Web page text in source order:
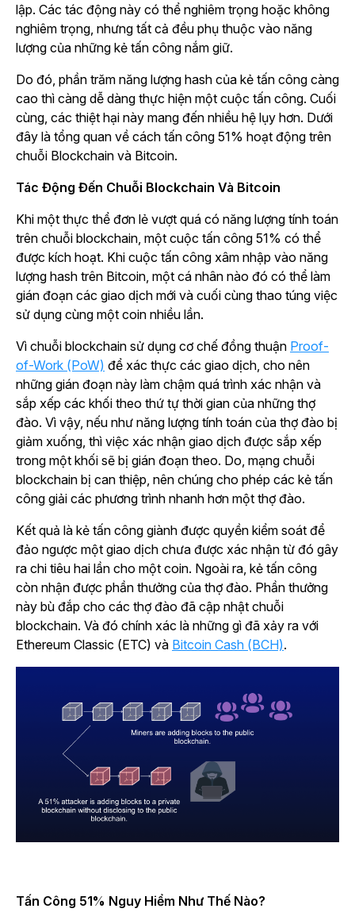
lập. Các tác động này có thể nghiêm trọng hoặc không
nghiêm trọng, nhưng tất cả đều phụ thuộc vào năng
lượng của những kẻ tấn công nắm giữ.
Do đó, phần trăm năng lượng hash của kẻ tấn công càng
cao thì càng dễ dàng thực hiện một cuộc tấn công. Cuối
cùng, các thiệt hại này mang đến nhiều hệ lụy hơn. Dưới
đây là tổng quan về cách tấn công 51% hoạt động trên
chuỗi Blockchain và Bitcoin.
Tác Động Đến Chuỗi Blockchain Và Bitcoin
Khi một thực thể đơn lẻ vượt quá có năng lượng tính toán
trên chuỗi blockchain, một cuộc tấn công 51% có thể
được kích hoạt. Khi cuộc tấn công xâm nhập vào năng
lượng hash trên Bitcoin, một cá nhân nào đó có thể làm
gián đoạn các giao dịch mới và cuối cùng thao túng việc
sử dụng cùng một coin nhiều lần.
Vì chuỗi blockchain sử dụng cơ chế đồng thuận Proof-
of-Work (PoW) để xác thực các giao dịch, cho nên
những gián đoạn này làm chậm quá trình xác nhận và
sắp xếp các khối theo thứ tự thời gian của những thợ
đào. Vì vậy, nếu như năng lượng tính toán của thợ đào bị
giảm xuống, thì việc xác nhận giao dịch được sắp xếp
trong một khối sẽ bị gián đoạn theo. Do, mạng chuỗi
blockchain bị can thiệp, nên chúng cho phép các kẻ tấn
công giải các phương trình nhanh hơn một thợ đào.
Kết quả là kẻ tấn công giành được quyền kiểm soát để
đảo ngược một giao dịch chưa được xác nhận từ đó gây
ra chi tiêu hai lần cho một coin. Ngoài ra, kẻ tấn công
còn nhận được phần thưởng của thợ đào. Phần thưởng
này bù đắp cho các thợ đào đã cập nhật chuỗi
blockchain. Và đó chính xác là những gì đã xảy ra với
Ethereum Classic (ETC) và Bitcoin Cash (BCH).
Tấn Công 51% Nguy Hiểm Như Thế Nào?